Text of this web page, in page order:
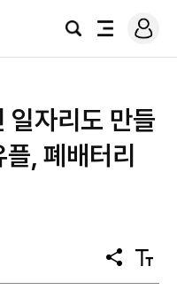
검
전
로
그
일자리도 만들
, 폐배터리
공
유
텍
스